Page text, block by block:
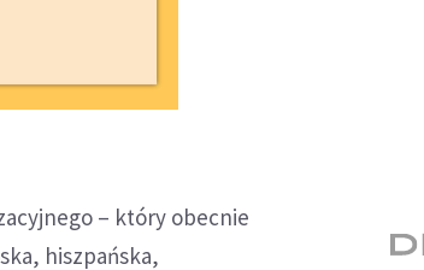
– który obecnie
hiszpańska,